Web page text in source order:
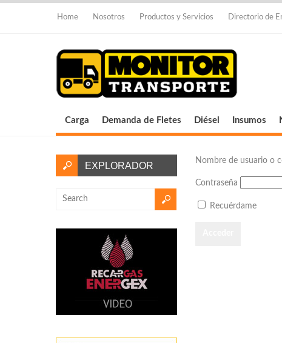
Home Nosotros Productos y Servicios Directorio de
Carga Demanda de Fletes Diésel Insumos
Nombre de usuario o
Contraseña
Recuérdame
EXPLORADOR